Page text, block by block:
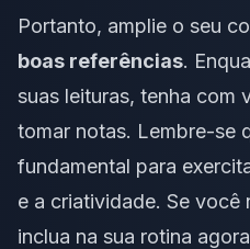
Portanto, amplie o seu
boas referências.
suas leituras, tenha com
tomar notas. Lembre-se
fundamental para
e a criatividade. Se você
inclua na sua rotina